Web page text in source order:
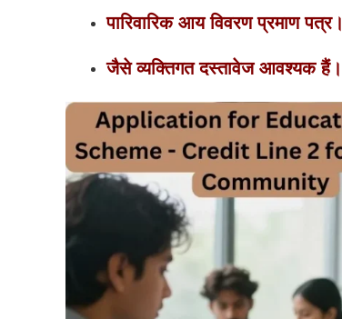
पारिवारिक आय विवरण प्रमाण पत्र।
जैसे व्यक्तिगत दस्तावेज आवश्यक हैं।